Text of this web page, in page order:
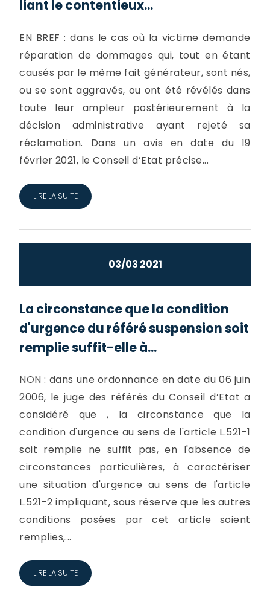
liant le contentieux...
EN BREF : dans le cas où la victime demande
réparation de dommages qui, tout en étant
causés par le même fait générateur, sont nés,
ou se sont aggravés, ou ont été révélés dans
toute leur ampleur postérieurement à la
décision administrative ayant rejeté sa
réclamation. Dans un avis en date du 19
février 2021, le Conseil d’Etat précise...
LIRE LA SUITE
03/03 2021
La circonstance que la condition
d'urgence du référé suspension soit
remplie suffit-elle à...
NON : dans une ordonnance en date du 06 juin
2006, le juge des référés du Conseil d’Etat a
considéré que , la circonstance que la
condition d'urgence au sens de l'article L.521-1
soit remplie ne suffit pas, en l'absence de
circonstances particulières, à caractériser
une situation d'urgence au sens de l'article
L.521-2 impliquant, sous réserve que les autres
conditions posées par cet article soient
remplies,...
LIRE LA SUITE